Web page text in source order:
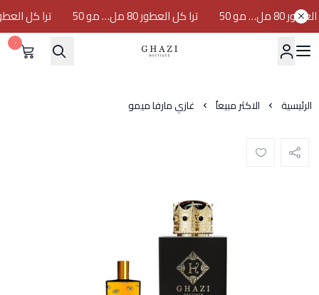
مل… مو 50 ترا كل العطور 80 مل… مو 50 ترا كل العطور 80 مل…
GHAZI BOUTIQUE
٠
الرئيسية الاكثر مبيعاُ غازي مارفا ميمو